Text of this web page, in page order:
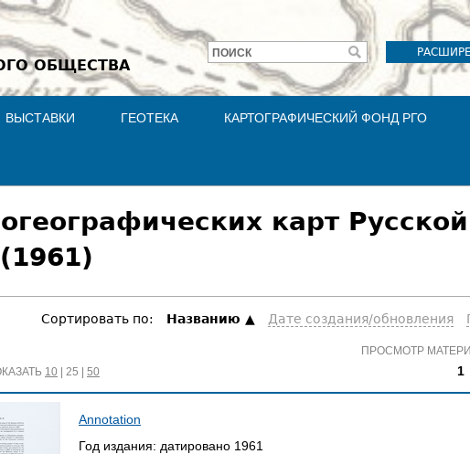
Jump to navigation
ОБЩЕСТВА
Форма
поиска
ПОИСК
ВЫСТАВКИ ГЕОТЕКА КАРТОГРАФИЧЕСКИЙ ФОНД РГО
карт Русской
Сортировать по: Hазванию Дате создания/обновления
10 25 50
ПРОСМОТР
С
1
Annotation
Год издания: датировано 1961